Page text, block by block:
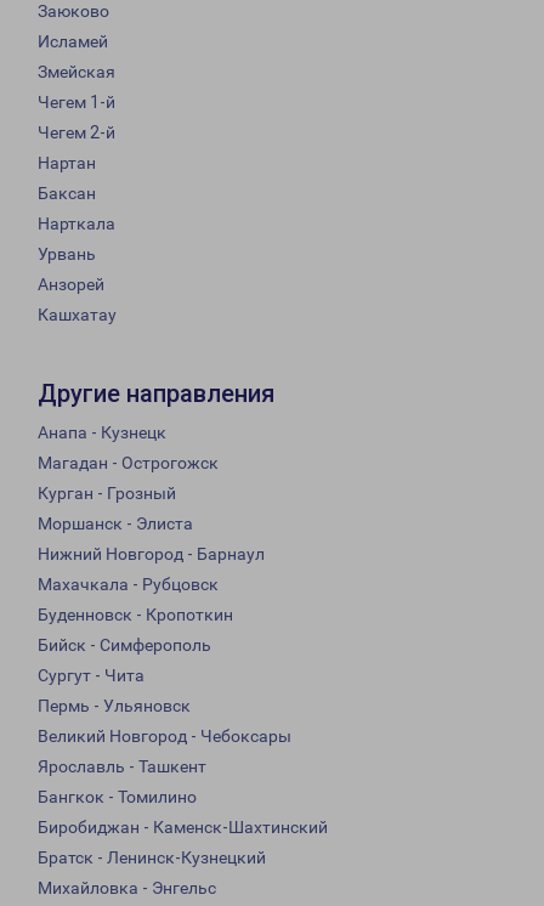
Заюково
Исламей
Змейская
Чегем 1-й
Чегем 2-й
Нартан
Баксан
Нарткала
Урвань
Анзорей
Кашхатау
Другие направления
Анапа - Кузнецк
Магадан - Острогожск
Курган - Грозный
Моршанск - Элиста
Нижний Новгород - Барнаул
Махачкала - Рубцовск
Буденновск - Кропоткин
Бийск - Симферополь
Сургут - Чита
Пермь - Ульяновск
Великий Новгород - Чебоксары
Ярославль - Ташкент
Бангкок - Томилино
Биробиджан - Каменск-Шахтинский
Братск - Ленинск-Кузнецкий
Михайловка - Энгельс